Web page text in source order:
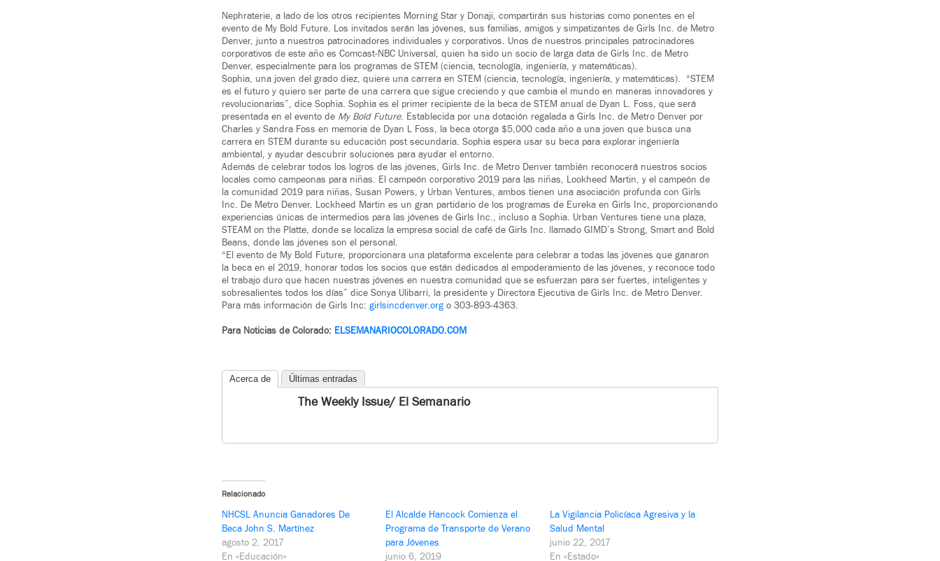
Nephraterie, a lado de los otros recipientes Morning Star y Donaji, compartirán sus historias como ponentes en el
evento de My Bold Future. Los invitados serán las jóvenes, sus familias, amigos y simpatizantes de Girls Inc. de Metro
Denver, junto a nuestros patrocinadores individuales y corporativos. Unos de nuestros principales patrocinadores
corporativos de este año es Comcast-NBC Universal, quien ha sido un socio de larga data de Girls Inc. de Metro
Denver, especialmente para los programas de STEM (ciencia, tecnología, ingeniería, y matemáticas).
Sophia, una joven del grado diez, quiere una carrera en STEM (ciencia, tecnología, ingeniería, y matemáticas). “STEM
es el futuro y quiero ser parte de una carrera que sigue creciendo y que cambia el mundo en maneras innovadores y
revolucionarias”, dice Sophia. Sophia es el primer recipiente de la beca de STEM anual de Dyan L. Foss, que será
presentada en el evento de My Bold Future. Establecida por una dotación regalada a Girls Inc. de Metro Denver por
Charles y Sandra Foss en memoria de Dyan L Foss, la beca otorga $5,000 cada año a una joven que busca una
carrera en STEM durante su educación post secundaria. Sophia espera usar su beca para explorar ingeniería
ambiental, y ayudar descubrir soluciones para ayudar el entorno.
Además de celebrar todos los logros de las jóvenes, Girls Inc. de Metro Denver también reconocerá nuestros socios
locales como campeonas para niñas. El campeón corporativo 2019 para las niñas, Lookheed Martin, y el campeón de
la comunidad 2019 para niñas, Susan Powers, y Urban Ventures, ambos tienen una asociación profunda con Girls
Inc. De Metro Denver. Lockheed Martin es un gran partidario de los programas de Eureka en Girls Inc, proporcionando
experiencias únicas de intermedios para las jóvenes de Girls Inc., incluso a Sophia. Urban Ventures tiene una plaza,
STEAM on the Platte, donde se localiza la empresa social de café de Girls Inc. llamado GIMD’s Strong, Smart and Bold
Beans, donde las jóvenes son el personal.
“El evento de My Bold Future, proporcionara una plataforma excelente para celebrar a todas las jóvenes que ganaron
la beca en el 2019, honorar todos los socios que están dedicados al empoderamiento de las jóvenes, y reconoce todo
el trabajo duro que hacen nuestras jóvenes en nuestra comunidad que se esfuerzan para ser fuertes, inteligentes y
sobresalientes todos los días” dice Sonya Ulibarri, la presidente y Directora Ejecutiva de Girls Inc. de Metro Denver.
Para más información de Girls Inc: girlsincdenver.org o 303-893-4363.
Para Noticias de Colorado: ELSEMANARIOCOLORADO.COM
Acerca de Últimas entradas
The Weekly Issue/ El Semanario
Relacionado
NHCSL Anuncia Ganadores De
Beca John S. Martínez
agosto 2, 2017
En «Educación»
El Alcalde Hancock Comienza el
Programa de Transporte de Verano
para Jóvenes
junio 6, 2019
La Vigilancia Policíaca Agresiva y la
Salud Mental
junio 22, 2017
En «Estado»